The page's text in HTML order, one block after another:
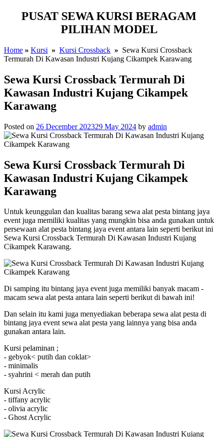
PUSAT SEWA KURSI BERAGAM
PILIHAN MODEL
Home » Kursi » Kursi Crossback » Sewa Kursi Crossback
Termurah Di Kawasan Industri Kujang Cikampek Karawang
Sewa Kursi Crossback Termurah Di
Kawasan Industri Kujang Cikampek
Karawang
Posted on 26 December 202329 May 2024 by admin
Sewa Kursi Crossback Termurah Di
Kawasan Industri Kujang Cikampek
Karawang
Untuk keunggulan dan kualitas barang sewa alat pesta bintang jaya
event juga memiliki kualitas yang mungkin bisa anda gunakan untuk
persewaan alat pesta bintang jaya event antara lain seperti berikut ini
Sewa Kursi Crossback Termurah Di Kawasan Industri Kujang
Cikampek Karawang.
Di samping itu bintang jaya event juga memiliki banyak macam -
macam sewa alat pesta antara lain seperti berikut di bawah ini!
Dan selain itu kami juga menyediakan beberapa sewa alat pesta di
bintang jaya event sewa alat pesta yang lainnya yang bisa anda
gunakan antara lain.
Kursi pelaminan ;
- gebyok< putih dan coklat>
- minimalis
- syahrini < merah dan putih
Kursi Acrylic
- tiffany acrylic
- olivia acrylic
- Ghost Acrylic